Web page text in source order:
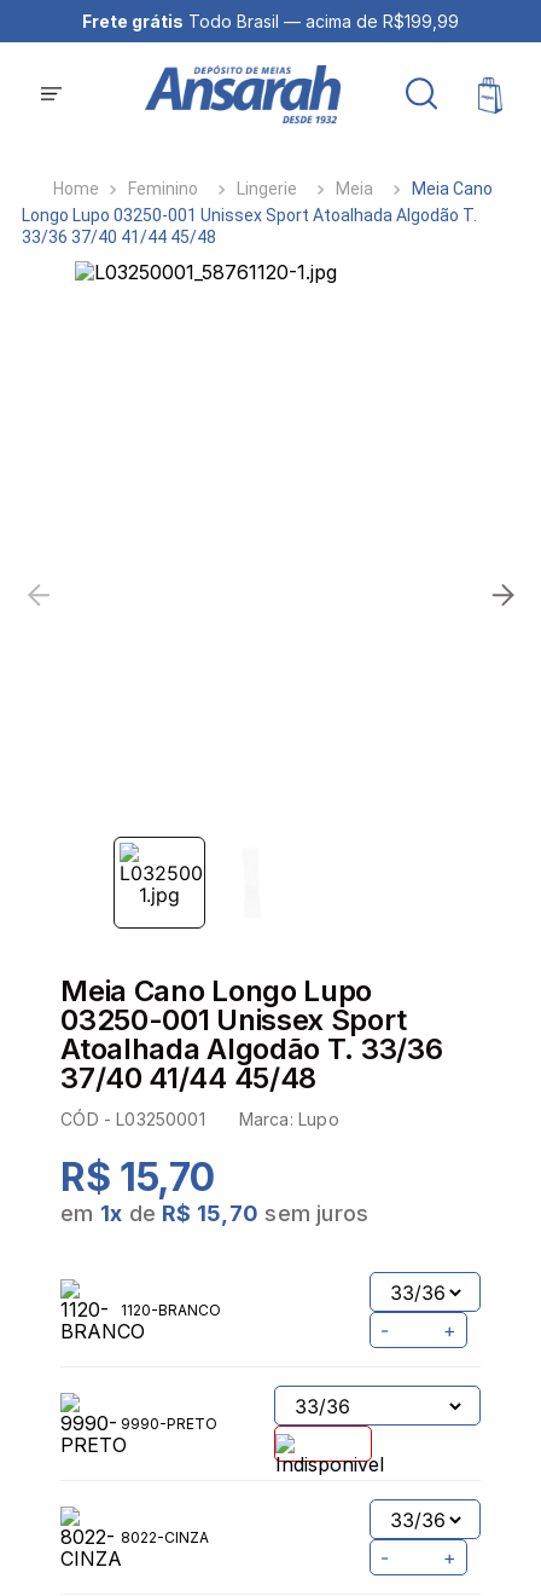
Frete grátis Todo Brasil — acima de R$199,99
Feminino Lingerie Meia
Meia Cano
Longo Lupo 03250-001 Unissex Sport Atoalhada Algodão T.
33/36 37/40 41/44 45/48
Meia Cano Longo Lupo
03250-001 Unissex Sport
Atoalhada Algodão T. 33/36
37/40 41/44 45/48
CÓD -L03250001 Marca:Lupo
R$ 15,70
em 1x de R$ 15,70 sem juros
1120-BRANCO
- +
9990-PRETO
8022-CINZA
- +